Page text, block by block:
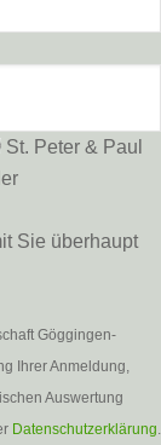
St. Peter & Paul
Sie überhaupt
Göggingen-
Ihrer Anmeldung,
Auswertung
Datenschutzerklärung.